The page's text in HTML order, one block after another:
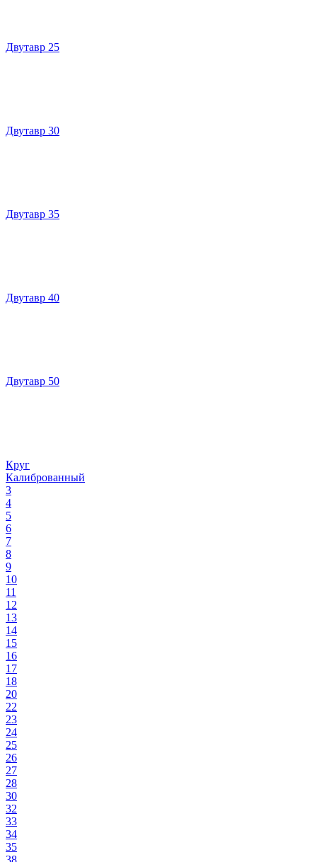
Двутавр 25
Двутавр 30
Двутавр 35
Двутавр 40
Двутавр 50
Круг
Калиброванный
3
4
5
6
7
8
9
10
11
12
13
14
15
16
17
18
20
22
23
24
25
26
27
28
30
32
33
34
35
38